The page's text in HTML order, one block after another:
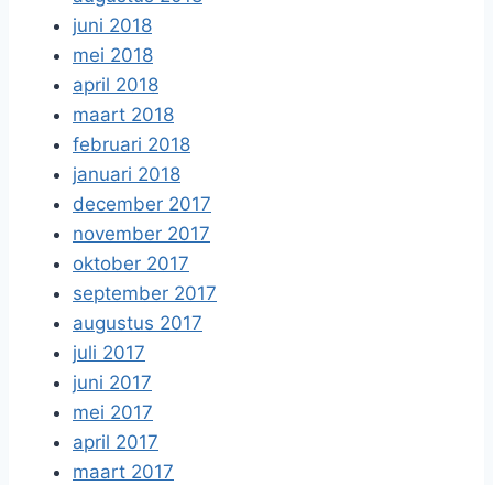
juni 2018
mei 2018
april 2018
maart 2018
februari 2018
januari 2018
december 2017
november 2017
oktober 2017
september 2017
augustus 2017
juli 2017
juni 2017
mei 2017
april 2017
maart 2017